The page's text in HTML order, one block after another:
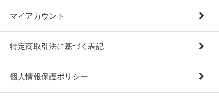
マイアカウント
特定商取引法に基づく表記
個人情報保護ポリシー